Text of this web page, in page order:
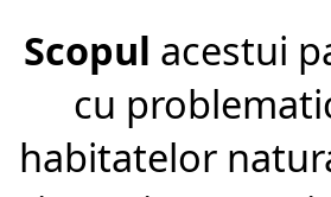
Scopul acestui
cu
habitatelor